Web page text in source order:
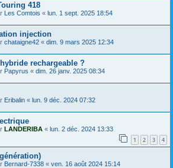
418
Les Comtois « lun. 1 sept. 2025 18:54
injection
chataigne42 « dim. 9 mars 2025 12:34
rechargeable ?
Papyrus « dim. 26 janv. 2025 08:34
Eribalin « lun. 9 déc. 2024 07:32
LANDERIBA « lun. 2 déc. 2024 13:33
1 2 3 4
Bernard-7338 « ven. 16 août 2024 15:14